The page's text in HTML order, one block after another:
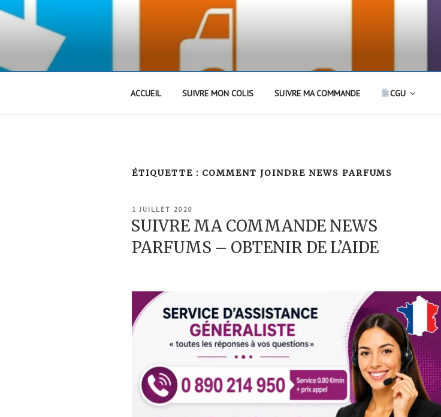
Aller
ACCUEIL SUIVRE MON COLIS SUIVRE MA COMMANDE CGU
ÉTIQUETTE : COMMENT JOINDRE NEWS PARFUMS
PUBLIÉ
LE
1 JUILLET 2020
SUIVRE MA COMMANDE NEWS
PARFUMS – OBTENIR DE L’AIDE